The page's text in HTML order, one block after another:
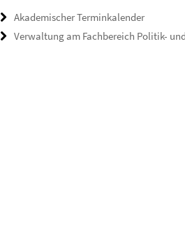
Akademischer Terminkalender
Verwaltung am Fachbereich Politik-